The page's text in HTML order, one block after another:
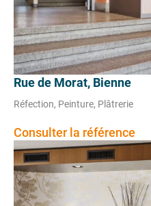
Rue de Morat, Bienne
Réfection, Peinture, Plâtrerie
Consulter la référence